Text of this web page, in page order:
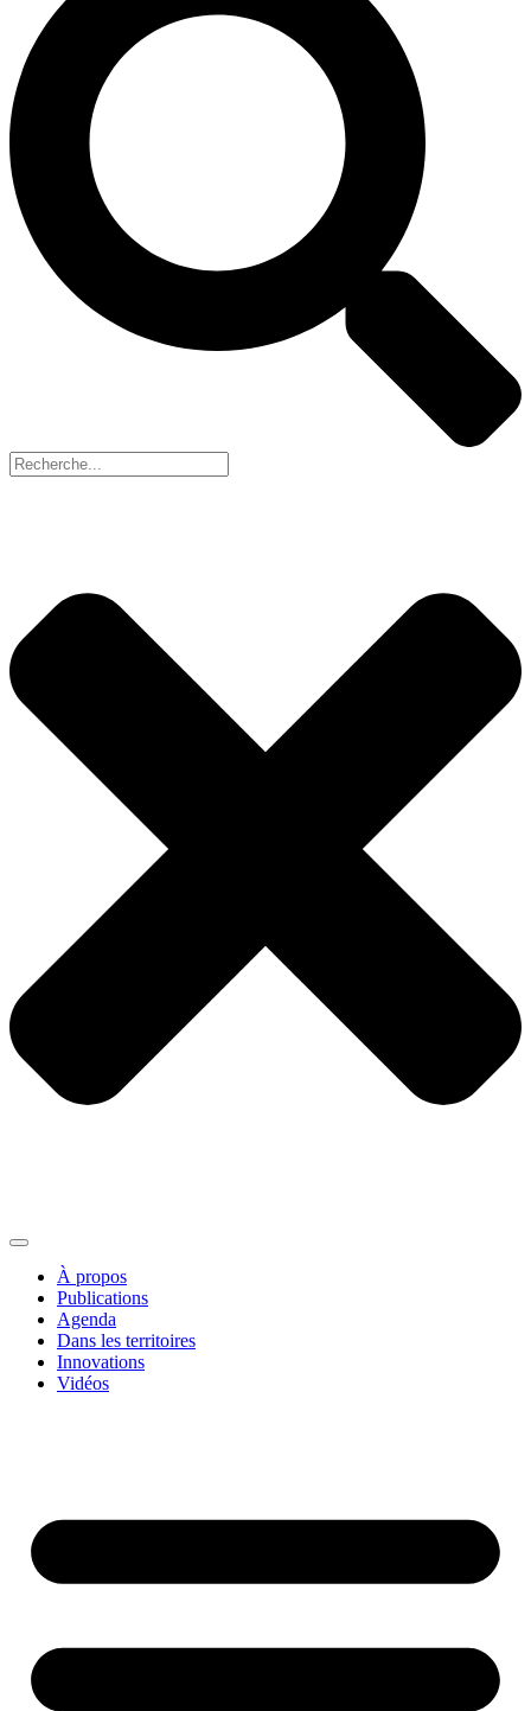
À propos
Publications
Agenda
Dans les territoires
Innovations
Vidéos